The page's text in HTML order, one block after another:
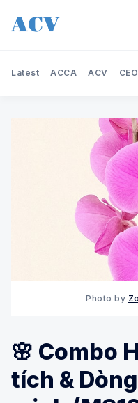
Latest ACCA ACV CEO
Photo by
🌸 Combo
tích &